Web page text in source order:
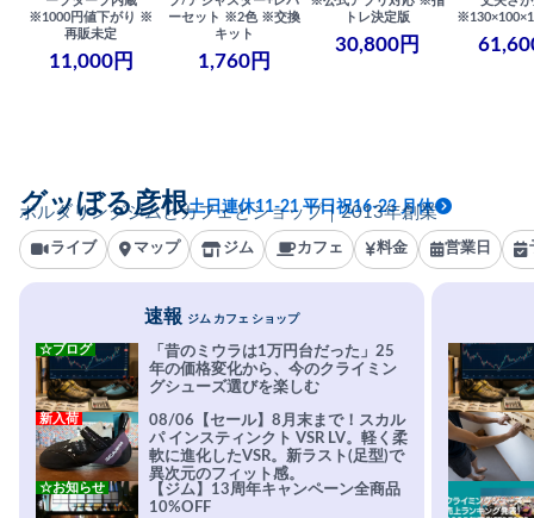
※1000円値下がり ※
再販未定
11,000円
ーセット ※2色 ※交換
キット
1,760円
トレ決定版
30,800円
ボルダリングジムとカフェとショップ｜2013年創業
グッぼる彦根土日連休11-21 平日祝16-23 月休
ライブ マップ ジム カフェ 料金 営業日
速報 ジム カフェ ショップ
「昔のミウラは1万円台だった」25
年の価格変化から、今のクライミン
グシューズ選びを楽しむ
☆ブログ
08/06【セール】8月末まで！スカル
パ インスティンクト VSR LV。軽く柔
軟に進化したVSR。新ラスト(足型)で
異次元のフィット感。
新入荷
【ジム】13周年キャンペーン全商品
10%OFF
☆お知らせ